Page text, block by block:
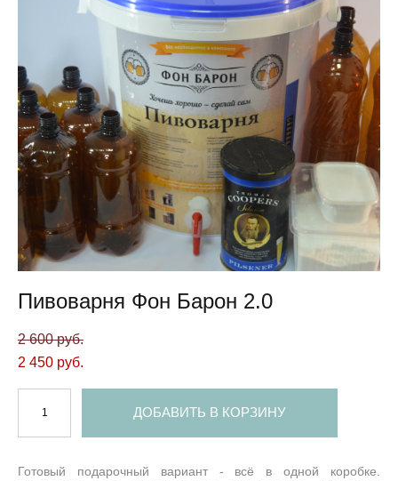
Пивоварня Фон Барон 2.0
2 600 pуб.
2 450 pуб.
ДОБАВИТЬ В КОРЗИНУ
Готовый подарочный вариант - всё в одной коробке.